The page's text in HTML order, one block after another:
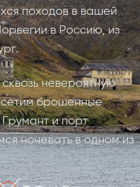
походов в вашей
в Россию, из
невероятную
брошенные
и порт
ночевать в одном из